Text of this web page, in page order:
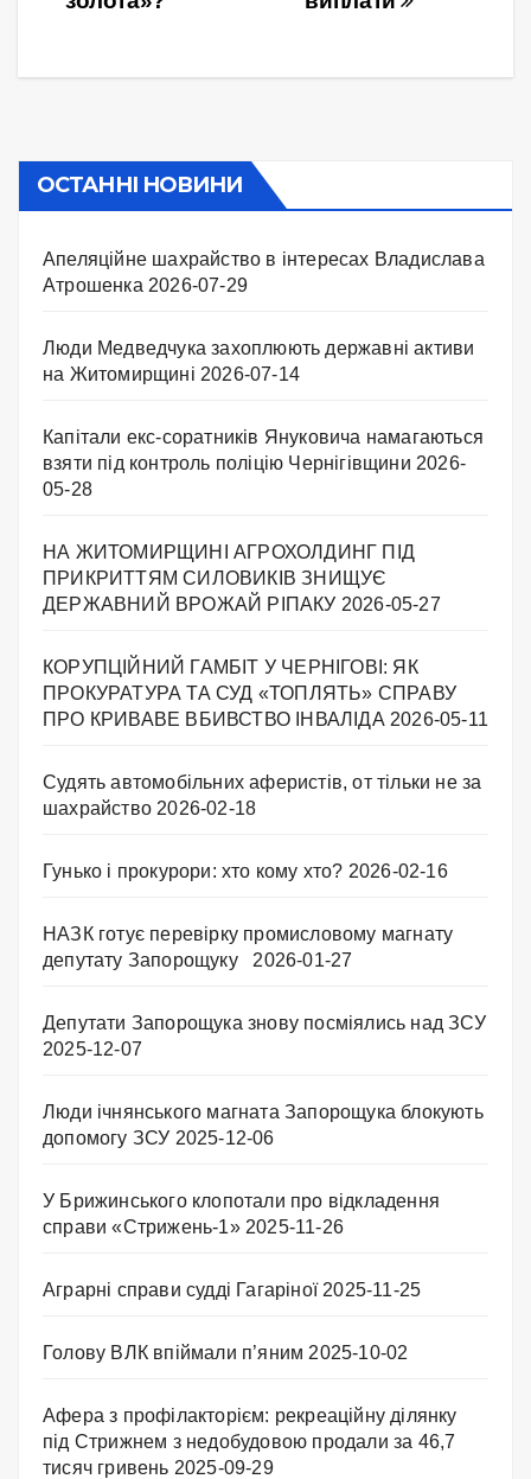
ОСТАННІ НОВИНИ
Апеляційне шахрайство в інтересах Владислава
Атрошенка 2026-07-29
Люди Медведчука захоплюють державні активи
на Житомирщині 2026-07-14
Капітали екс-соратників Януковича намагаються
взяти під контроль поліцію Чернігівщини 2026-
05-28
НА ЖИТОМИРЩИНІ АГРОХОЛДИНГ ПІД
ПРИКРИТТЯМ СИЛОВИКІВ ЗНИЩУЄ
ДЕРЖАВНИЙ ВРОЖАЙ РІПАКУ ​ 2026-05-27
КОРУПЦІЙНИЙ ГАМБІТ У ЧЕРНІГОВІ: ЯК
ПРОКУРАТУРА ТА СУД «ТОПЛЯТЬ» СПРАВУ
ПРО КРИВАВЕ ВБИВСТВО ІНВАЛІДА 2026-05-11
Судять автомобільних аферистів, от тільки не за
шахрайство 2026-02-18
Гунько і прокурори: хто кому хто? 2026-02-16
НАЗК готує перевірку промисловому магнату
депутату Запорощуку
2026-01-27
Депутати Запорощука знову посміялись над ЗСУ
2025-12-07
Люди ічнянського магната Запорощука блокують
допомогу ЗСУ 2025-12-06
У Брижинського клопотали про відкладення
справи «Стрижень-1» 2025-11-26
Аграрні справи судді Гагаріної 2025-11-25
Голову ВЛК впіймали п’яним 2025-10-02
Афера з профілакторієм: рекреаційну ділянку
під Стрижнем з недобудовою продали за 46,7
тисяч гривень 2025-09-29